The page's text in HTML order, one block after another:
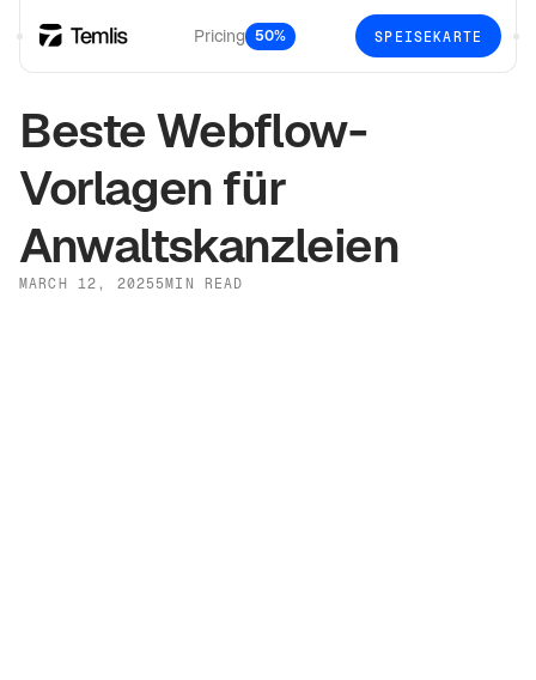
Pricing 50% SPEISEKARTE
Beste Webflow-
Vorlagen für
Anwaltskanzleien
MARCH 12, 2025 5MIN READ